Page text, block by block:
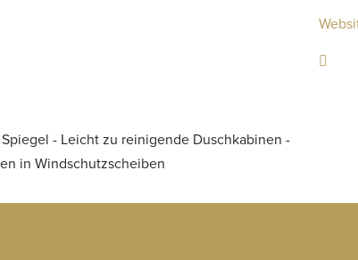
- Leicht zu reinigende Duschkabinen -
in Windschutzscheiben